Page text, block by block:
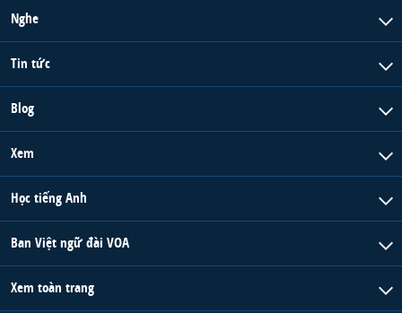
Nghe
Tin tức
Blog
Xem
Học tiếng Anh
Ban Việt ngữ đài VOA
Xem toàn trang